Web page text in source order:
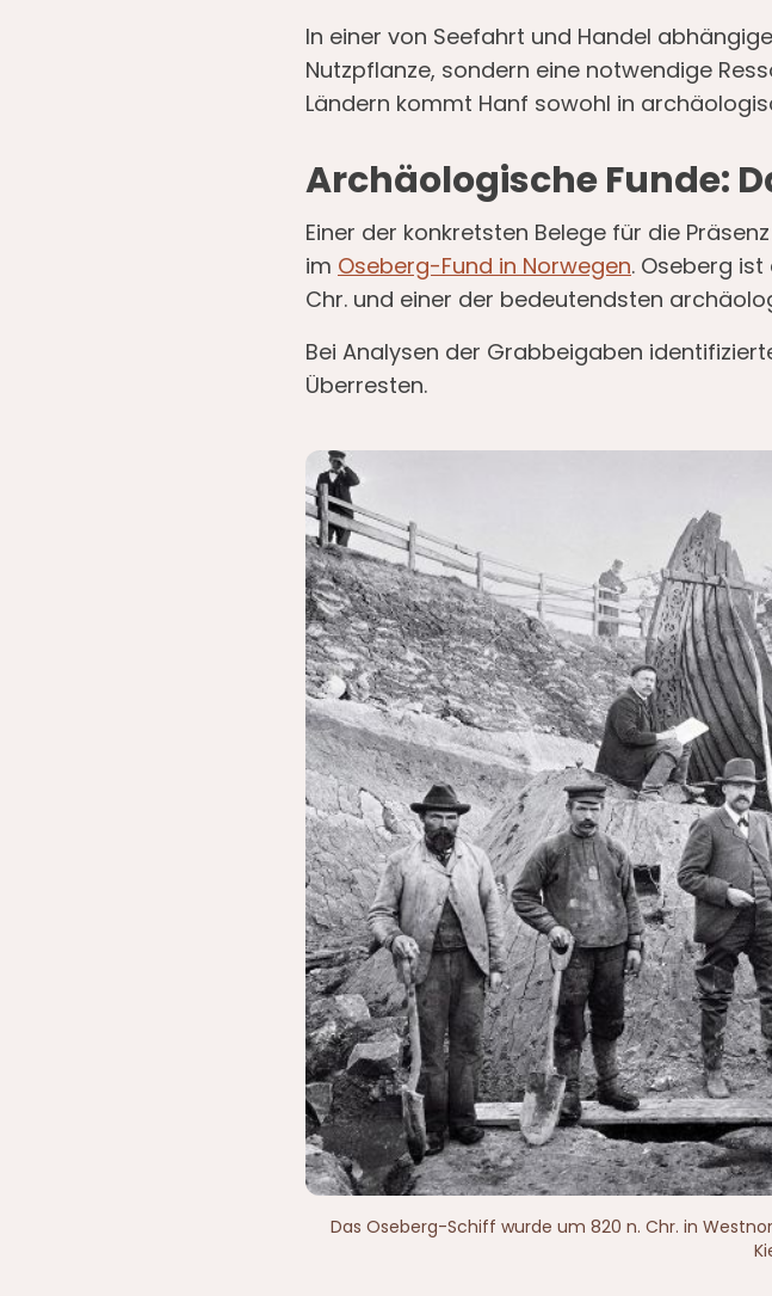
In einer von Seefahrt und Handel
Nutzpflanze, sondern eine notwendige
Ländern kommt Hanf sowohl in
Archäologische Funde:
Einer der konkretsten Belege für die
im Oseberg-Fund in Norwegen. Oseberg
Chr. und einer der bedeutendsten
Bei Analysen der Grabbeigaben
Überresten.
Das Oseberg-Schiff wurde um 820 n. Chr. in